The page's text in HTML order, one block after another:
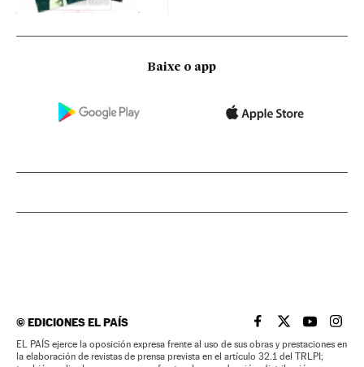
Baixe o app
©EDICIONES EL PAÍS EL PAÍS BRASIL EN
EL PAÍSEL PAÍS
EL
EL PAÍS ejerce la oposición expresa frente al uso de sus obras y prestaciones en
la elaboración de revistas de prensa prevista en el artículo 32.1 del TRLPI;